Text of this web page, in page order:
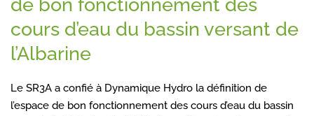
cours d’eau du bassin versant de
l’Albarine
Le SR3A a confié à Dynamique Hydro la définition de
l’espace de bon fonctionnement des cours d’eau du bassin